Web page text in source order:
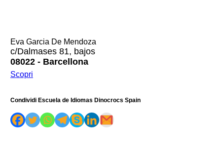
Eva Garcia De Mendoza
c/Dalmases 81, bajos
08022 - Barcellona
Scopri
Condividi Escuela de Idiomas Dinocrocs Spain